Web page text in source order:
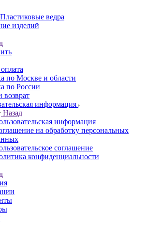
Пластиковые ведра
изделий
по Москве и области
по России
информация
Назад
информация
на обработку персональных
соглашение
конфиденциальности